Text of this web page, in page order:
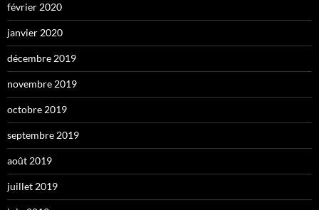
février 2020
janvier 2020
décembre 2019
novembre 2019
octobre 2019
septembre 2019
août 2019
juillet 2019